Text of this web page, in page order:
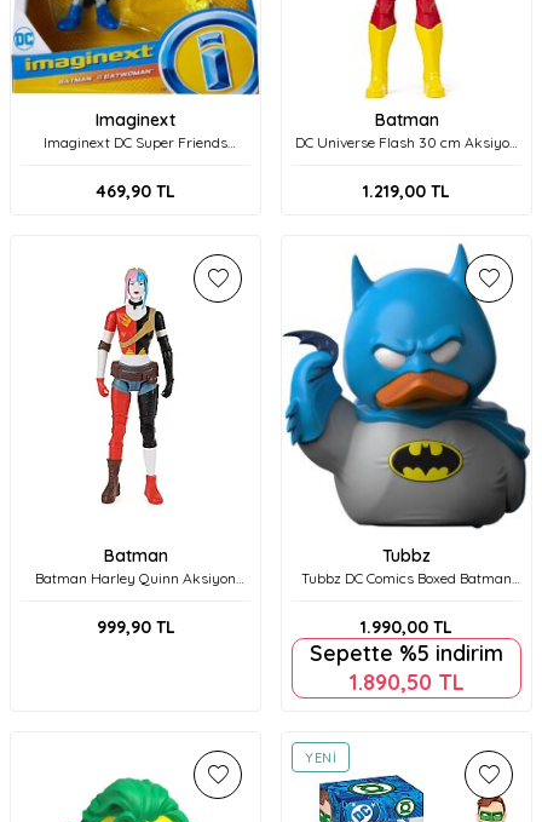
Imaginext
Imaginext DC Super Friends
469,90 TL
Batman
DC Universe Flash 30 cm Aksiyon
1.219,00 TL
Batman
Batman Harley Quinn Aksiyon
999,90TL
Tubbz
Tubbz DC Comics Boxed Batman
Figür
1.990,00 TL
Sepette %5 indirim
1.890,50 TL
YENI